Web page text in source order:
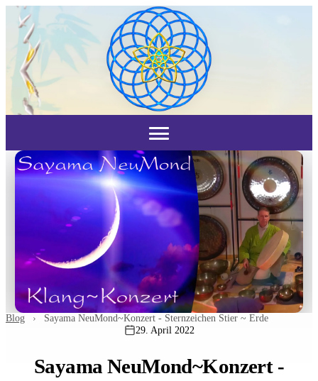
Blog › Sayama NeuMond~Konzert - Sternzeichen Stier ~ Erde
29. April 2022
Sayama NeuMond~Konzert -